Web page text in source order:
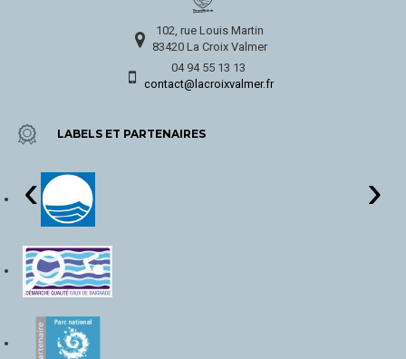
102, rue Louis Martin
83420 La Croix Valmer
04 94 55 13 13
contact@lacroixvalmer.fr
LABELS ET PARTENAIRES
‹ ›